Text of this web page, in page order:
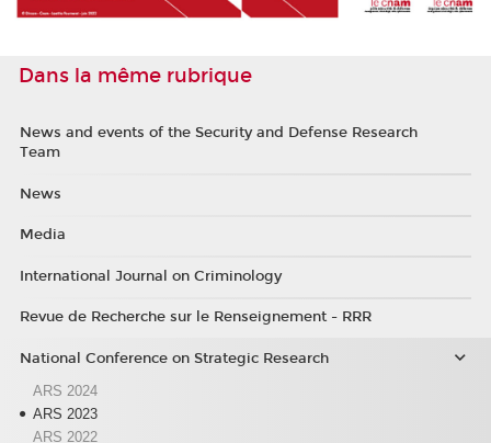
Dans la même rubrique
News and events of the Security and Defense Research
Team
News
Media
International Journal on Criminology
Revue de Recherche sur le Renseignement - RRR
National Conference on Strategic Research
ARS 2024
ARS 2023
ARS 2022